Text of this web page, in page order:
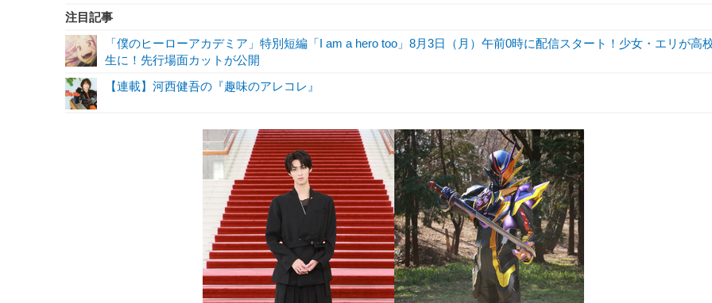
注目記事
「僕のヒーローアカデミア」特別短編「I am a hero too」8月3日（月）午前0時に配信スタート！少女・エリが高
生に！先行場面カットが公開
【連載】河西健吾の『趣味のアレコレ』